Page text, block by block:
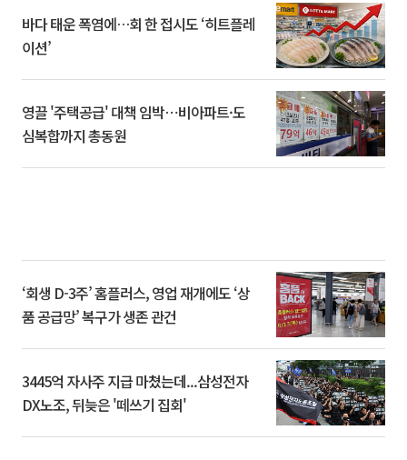
바다 태운 폭염에…회 한 접시도 ‘히트플레
이션’
영끌 '주택공급' 대책 임박⋯비아파트·도
심복합까지 총동원
‘회생 D-3주’ 홈플러스, 영업 재개에도 ‘상
품 공급망’ 복구가 생존 관건
3445억 자사주 지급 마쳤는데...삼성전자
DX노조, 뒤늦은 '떼쓰기 집회'